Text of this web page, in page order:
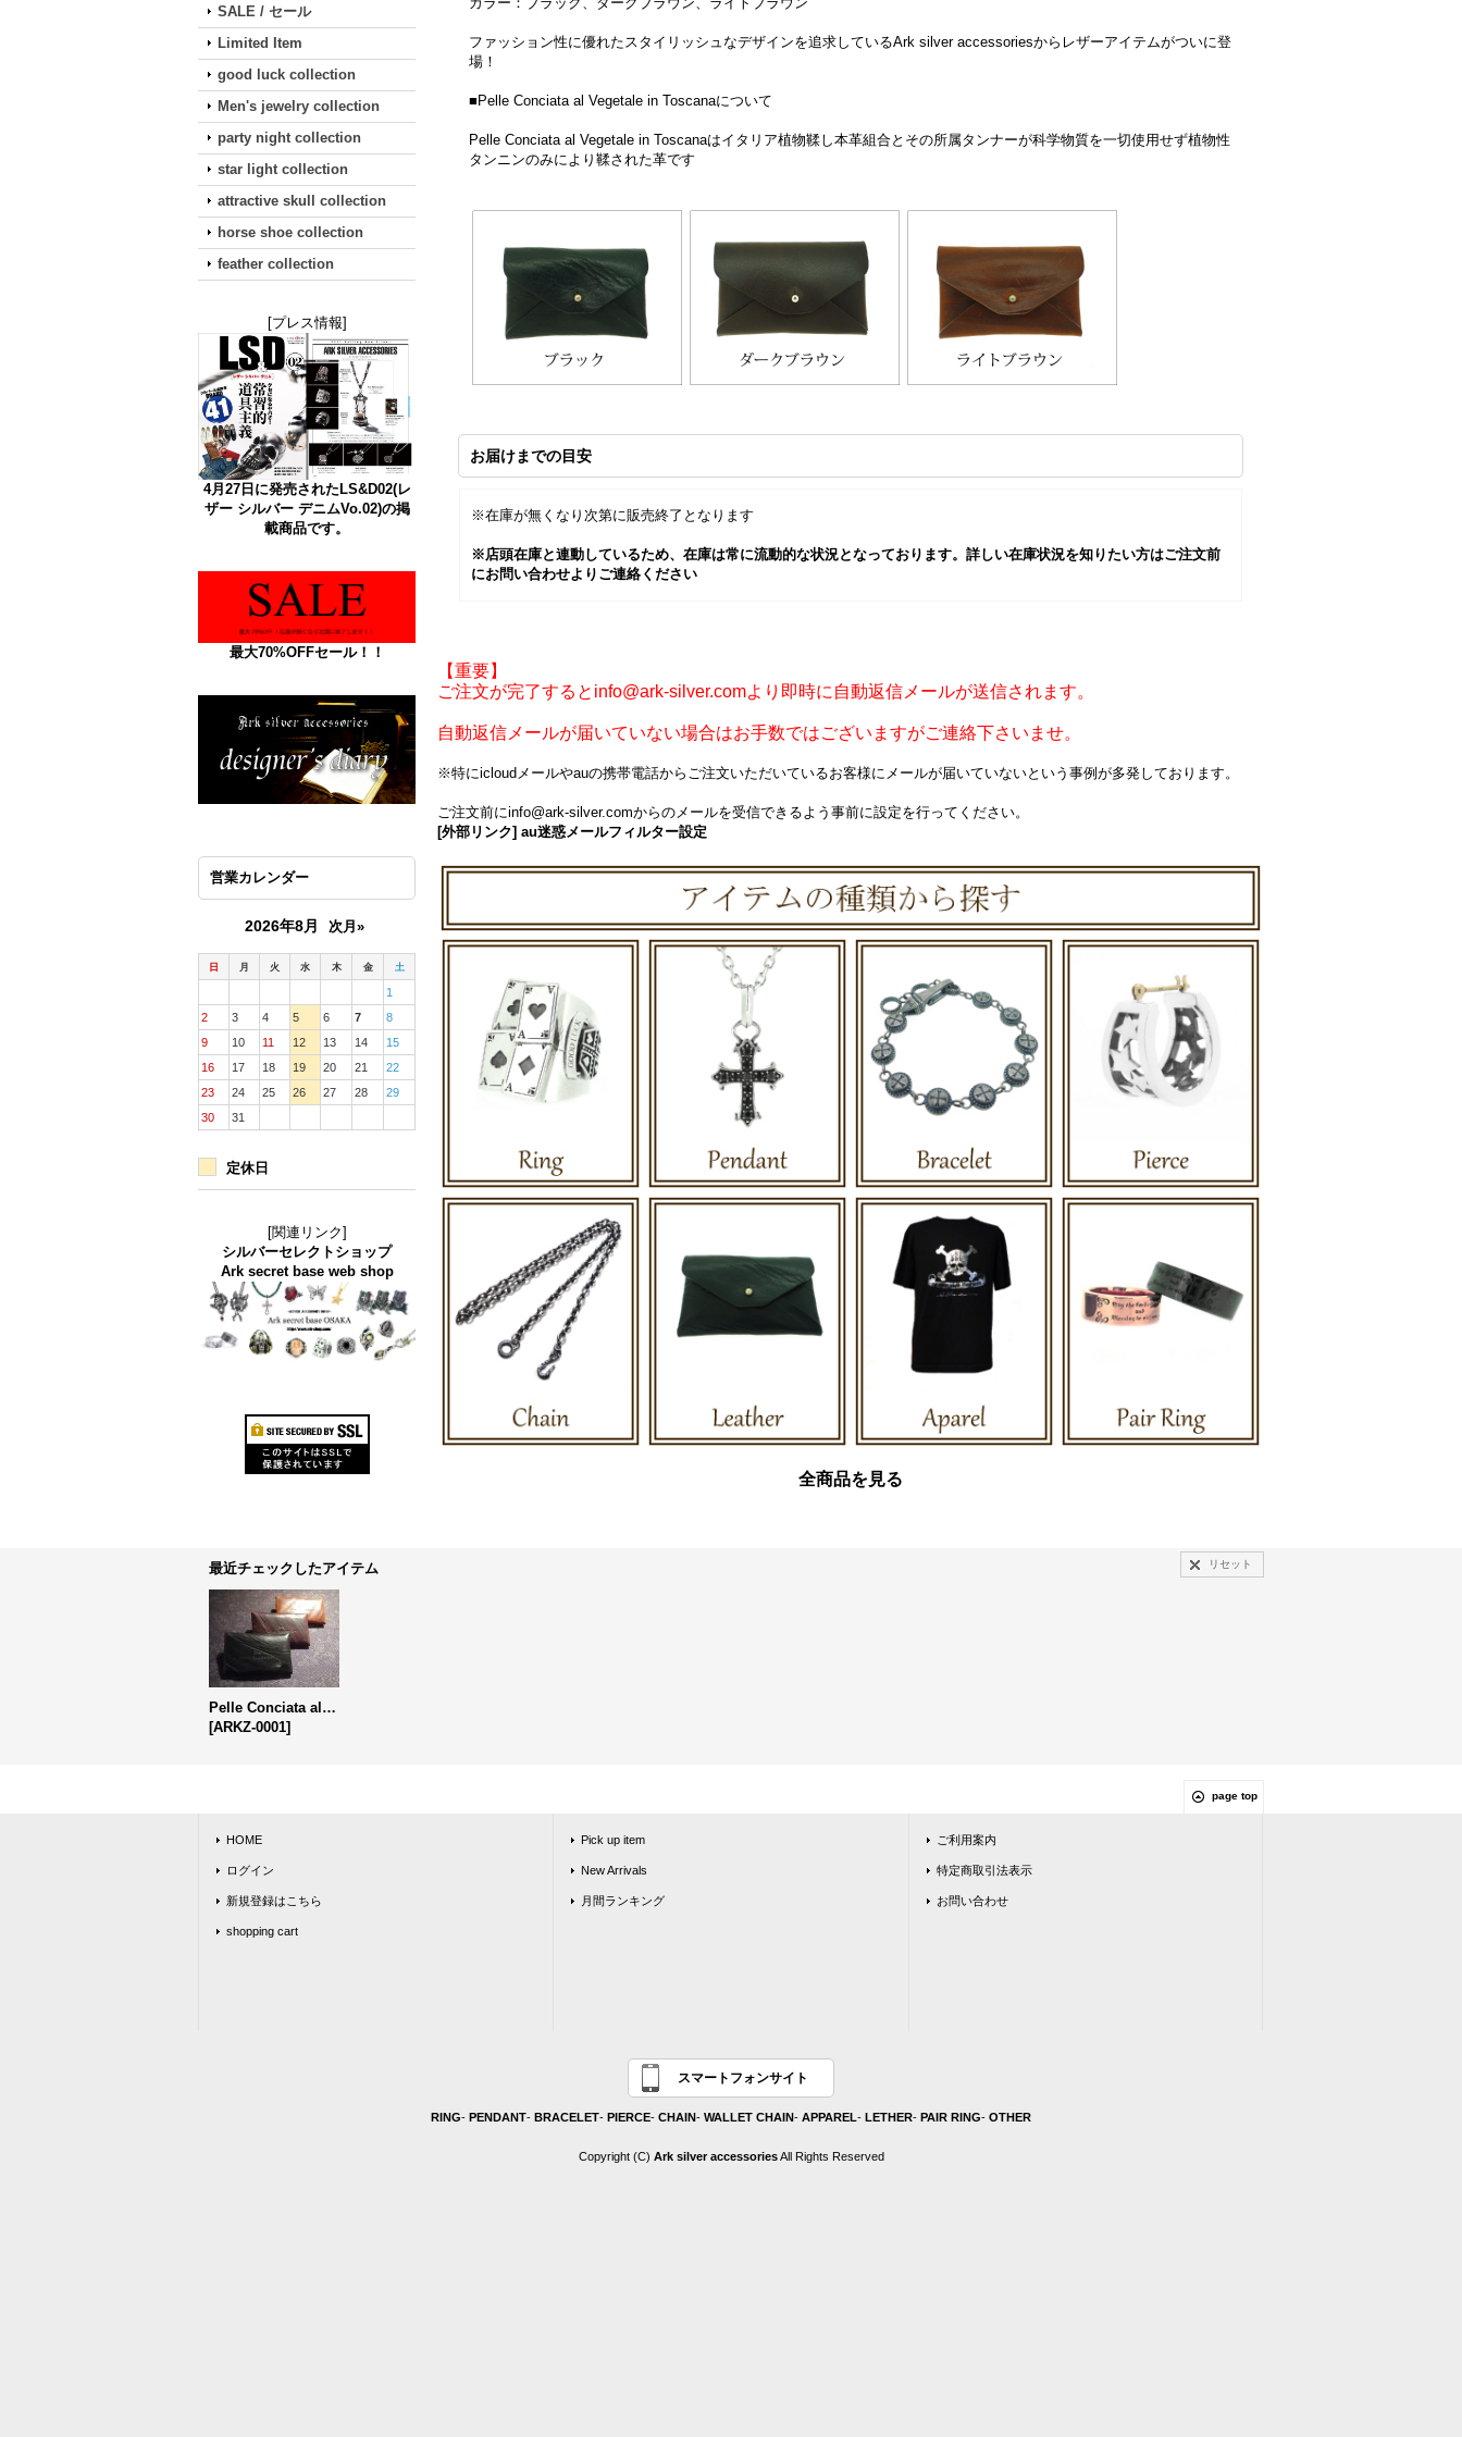
SALE / セール
Limited Item
good luck collection
Men's jewelry collection
party night collection
star light collection
attractive skull collection
horse shoe collection
feather collection
[プレス情報]
4月27日に発売されたLS&D02(レ
ザー シルバー デニムVo.02)の掲
載商品です。
最大70%OFFセール！！
営業カレンダー
2026年8月 次月»
日 月 火 水 木 金 土
1
2
3 4 5 6 7
8
9
10 11 12 13 14
15
16
17 18 19 20 21
22
23
24 25 26 27 28
29
30
31
定休日
[関連リンク]
シルバーセレクトショップ
Ark secret base web shop
ファッション性に優れたスタイリッシュなデザインを追求しているArk silver accessoriesからレザーアイテムがついに登
場！
■Pelle Conciata al Vegetale in Toscanaについて
Pelle Conciata al Vegetale in Toscanaはイタリア植物鞣し本革組合とその所属タンナーが科学物質を一切使用せず植物性
タンニンのみにより鞣された革です
お届けまでの目安
※在庫が無くなり次第に販売終了となります
※店頭在庫と連動しているため、在庫は常に流動的な状況となっております。詳しい在庫状況を知りたい方はご注文前
にお問い合わせよりご連絡ください
【重要】
ご注文が完了するとinfo@ark-silver.comより即時に自動返信メールが送信されます。
自動返信メールが届いていない場合はお手数ではございますがご連絡下さいませ。
※特にicloudメールやauの携帯電話からご注文いただいているお客様にメールが届いていないという事例が多発しております。
ご注文前にinfo@ark-silver.comからのメールを受信できるよう事前に設定を行ってください。
[外部リンク] au迷惑メールフィルター設定
全商品を見る
最近チェックしたアイテム リセット
Pelle Conciata al Vegetale in Toscana カードケース
[ARKZ-0001]
page top
HOME
ログイン
新規登録はこちら
shopping cart
Pick up item
New Arrivals
月間ランキング
ご利用案内
特定商取引法表示
お問い合わせ
スマートフォンサイト
RING- PENDANT- BRACELET- PIERCE- CHAIN- WALLET CHAIN- APPAREL- LETHER- PAIR RING- OTHER
Copyright (C) Ark silver accessoriesAll Rights Reserved